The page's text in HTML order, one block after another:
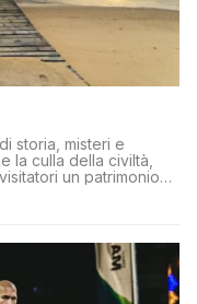
storia, misteri e
la culla della civiltà,
un patrimonio
l’Egitto è stato il